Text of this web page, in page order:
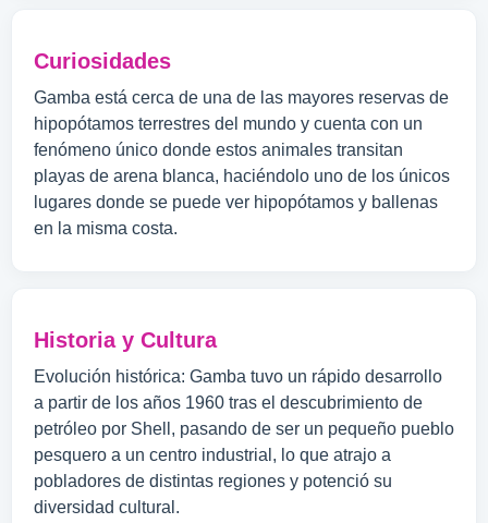
Curiosidades
Gamba está cerca de una de las mayores reservas de
hipopótamos terrestres del mundo y cuenta con un
fenómeno único donde estos animales transitan
playas de arena blanca, haciéndolo uno de los únicos
lugares donde se puede ver hipopótamos y ballenas
en la misma costa.
Historia y Cultura
Evolución histórica: Gamba tuvo un rápido desarrollo
a partir de los años 1960 tras el descubrimiento de
petróleo por Shell, pasando de ser un pequeño pueblo
pesquero a un centro industrial, lo que atrajo a
pobladores de distintas regiones y potenció su
diversidad cultural.